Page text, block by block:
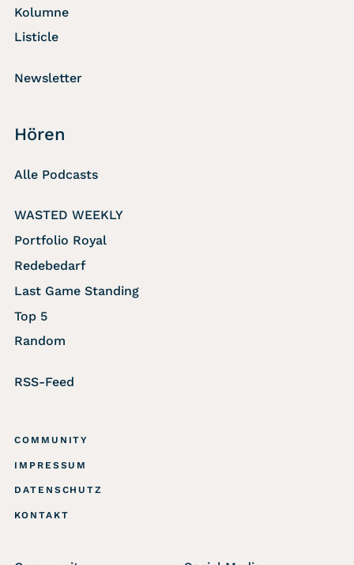
Kolumne
Listicle
Newsletter
Hören
Alle Podcasts
WASTED WEEKLY
Portfolio Royal
Redebedarf
Last Game Standing
Top 5
Random
RSS-Feed
COMMUNITY
IMPRESSUM
DATENSCHUTZ
KONTAKT